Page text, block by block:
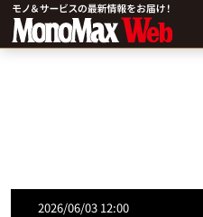
2026/06/03 12:00